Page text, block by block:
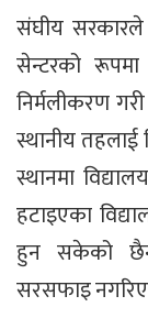
संघीय
सेन्टरको
निर्मलीकरण
स्थानीय
स्थानमा
हटाइएका
हुन सकेको छैन
सरसफाइ